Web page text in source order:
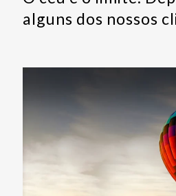
alguns dos nossos